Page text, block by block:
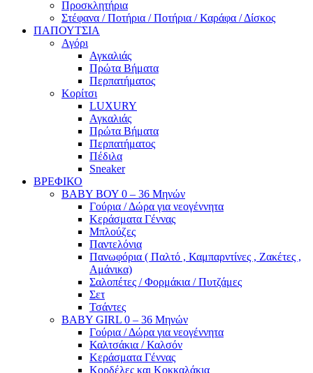
Προσκλητήρια
Στέφανα / Ποτήρια / Ποτήρια / Καράφα / Δίσκος
ΠΑΠΟΥΤΣΙΑ
Αγόρι
Αγκαλιάς
Πρώτα Βήματα
Περπατήματος
Κορίτσι
LUXURY
Αγκαλιάς
Πρώτα Βήματα
Περπατήματος
Πέδιλα
Sneaker
ΒΡΕΦΙΚΟ
ΒΑΒΥ ΒΟΥ 0 – 36 Μηνών
Γούρια / Δώρα για νεογέννητα
Κεράσματα Γέννας
Μπλούζες
Παντελόνια
Πανωφόρια ( Παλτό , Καμπαρντίνες , Ζακέτες ,
Αμάνικα)
Σαλοπέτες / Φορμάκια / Πυτζάμες
Σετ
Τσάντες
BABY GIRL 0 – 36 Μηνών
Γούρια / Δώρα για νεογέννητα
Καλτσάκια / Καλσόν
Κεράσματα Γέννας
Κορδέλες και Κοκκαλάκια